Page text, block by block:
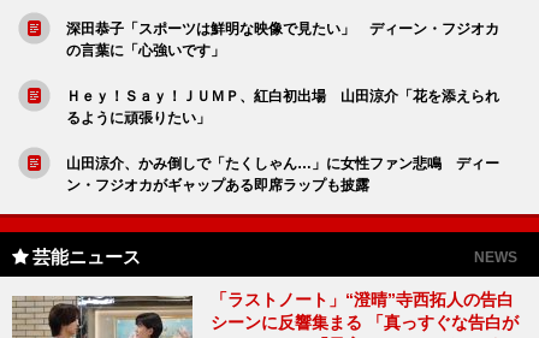
深田恭子「スポーツは鮮明な映像で見たい」 ディーン・フジオカ
の言葉に「心強いです」
Ｈｅｙ！Ｓａｙ！ＪＵＭＰ、紅白初出場 山田涼介「花を添えられ
るように頑張りたい」
山田涼介、かみ倒しで「たくしゃん…」に女性ファン悲鳴 ディー
ン・フジオカがギャップある即席ラップも披露
芸能ニュース NEWS
「ラストノート」“澄晴”寺西拓人の告白
シーンに反響集まる 「真っすぐな告白が